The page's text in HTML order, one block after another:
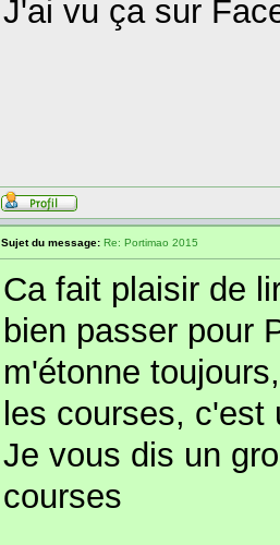
J'ai vu ça sur
Sujet du message: Re: Portimao 2015
Ca fait plaisir de
bien passer pour
m'étonne
les courses, c'est
Je vous dis un
courses